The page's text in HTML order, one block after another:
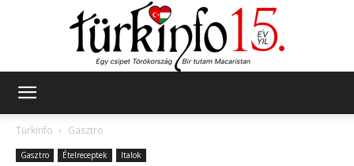
Türkinfo
Gasztro
Gasztro Ételreceptek Italok